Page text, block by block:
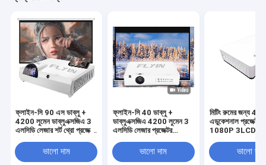
ফ্লাইন-সি 90 এস ডাব্লু +
4200 লুমেন ডাব্লুএক্সজিএ 3
এলসিডি লেজার শর্ট থ্রো প্রজেক্টর
5000000: 1 বিপরীতে শিক্ষা
ব্যবসায়ের জন্য
ভালো দাম
ফ্লাইন-সি 40 ডাব্লু +
ডাব্লুএক্সজিএ 4200 লুমেন 3
এলসিডি লেজার প্রজেক্টর
কনফারেন্স ক্লাসরুম শিক্ষামূলক
প্রজেক্টর
ভালো দাম
মিটিং রুমের জন্য
এডুকেশনাল প্রজেক্টর
1080P 3LCD
ভালো দাম